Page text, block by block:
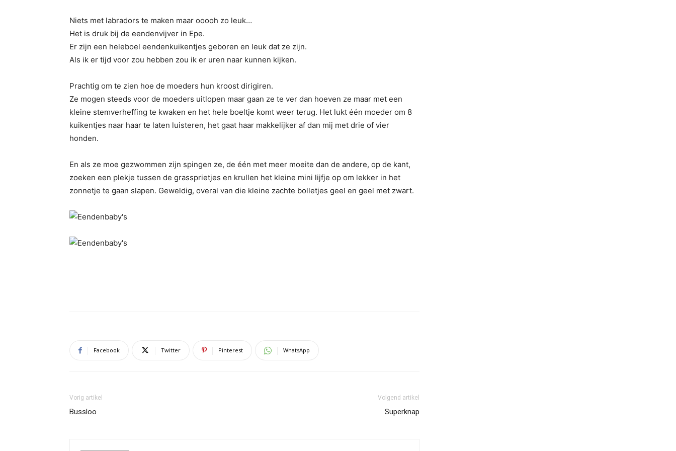
Niets met labradors te maken maar ooooh zo leuk…
Het is druk bij de eendenvijver in Epe.
Er zijn een heleboel eendenkuikentjes geboren en leuk dat ze zijn.
Als ik er tijd voor zou hebben zou ik er uren naar kunnen kijken.
Prachtig om te zien hoe de moeders hun kroost dirigiren.
Ze mogen steeds voor de moeders uitlopen maar gaan ze te ver dan hoeven ze maar met een
kleine stemverheffing te kwaken en het hele boeltje komt weer terug. Het lukt één moeder om 8
kuikentjes naar haar te laten luisteren, het gaat haar makkelijker af dan mij met drie of vier
honden.
En als ze moe gezwommen zijn spingen ze, de één met meer moeite dan de andere, op de kant,
zoeken een plekje tussen de grassprietjes en krullen het kleine mini lijfje op om lekker in het
zonnetje te gaan slapen. Geweldig, overal van die kleine zachte bolletjes geel en geel met zwart.
Facebook Twitter Pinterest WhatsApp
Vorig artikel
Bussloo
Volgend artikel
Superknap